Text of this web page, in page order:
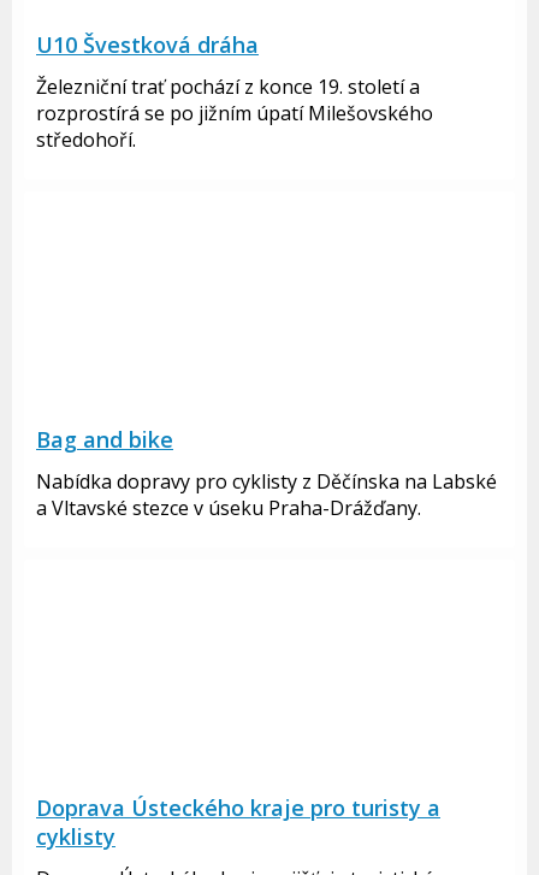
U10 Švestková dráha
Železniční trať pochází z konce 19. století a
rozprostírá se po jižním úpatí Milešovského
středohoří.
Bag and bike
Nabídka dopravy pro cyklisty z Děčínska na Labské
a Vltavské stezce v úseku Praha-Drážďany.
Doprava Ústeckého kraje pro turisty a
cyklisty